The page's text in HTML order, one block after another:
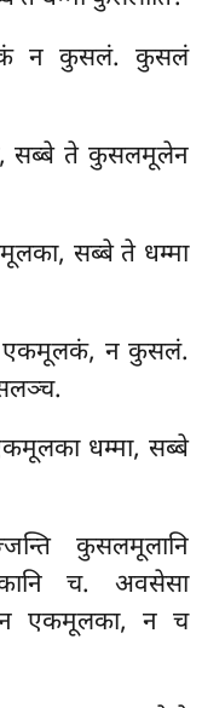
न कुसलं. कुसलं
सब्बे ते कुसलमूलेन
सब्बे ते धम्मा
एकमूलकं, न कुसलं.
धम्मा, सब्बे
कुसलमूलानि
च. अवसेसा
एकमूलका, न च